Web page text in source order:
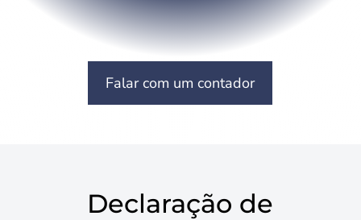
Falar com um contador
Declaração de